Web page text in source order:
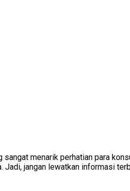
menarik perhatian para
jangan lewatkan informasi